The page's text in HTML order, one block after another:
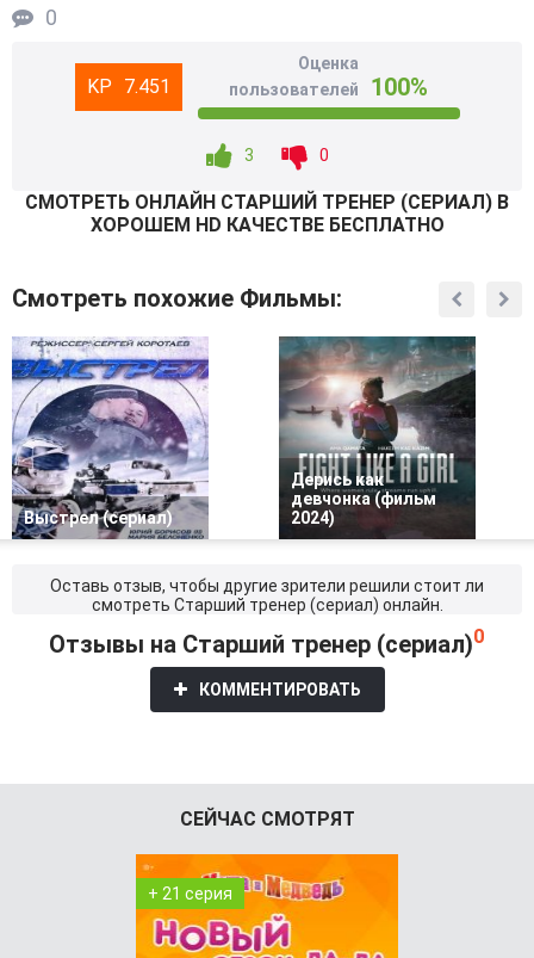
0
7.451
Оценка
пользователей
100%
3 0
СМОТРEТЬ ОНЛАЙН СТАРШИЙ ТРЕНЕР (СЕРИАЛ) В
ХОРОШЕМ HD КАЧЕСТВЕ БЕСПЛАТНО
Смотреть похожие Фильмы:
Выстрел (сериал)
Дерись как
девчонка (фильм
2024)
Оставь отзыв, чтобы другие зрители решили стоит ли
смотреть Старший тренер (сериал) онлайн.
Отзывы на Старший тренер (сериал)0
КОММЕНТИРОВАТЬ
СЕЙЧАС СМОТРЯТ
+ 21 серия